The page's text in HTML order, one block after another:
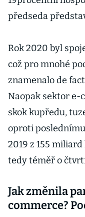
předseda
Rok 2020 byl
což pro mnohé
znamenalo de
Naopak sektor e-
skok kupředu,
oproti
2019 z 155
tedy téměř o
Jak změnila
commerce?